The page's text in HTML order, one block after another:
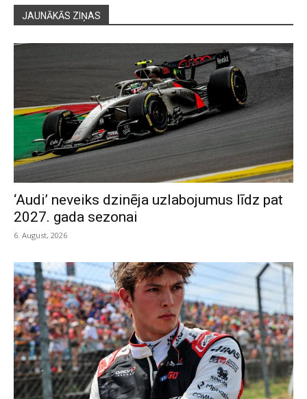
JAUNĀKĀS ZIŅAS
‘Audi’ neveiks dzinēja uzlabojumus līdz pat
2027. gada sezonai
6. August, 2026